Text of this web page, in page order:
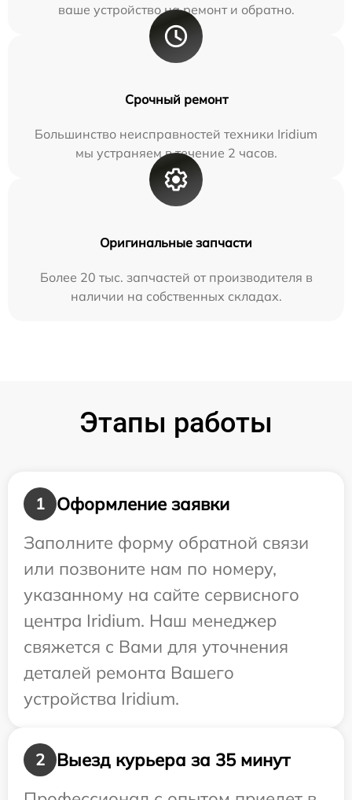
ваше устройство на ремонт и обратно.
Срочный ремонт
Большинство неисправностей техники Iridium
мы устраняем в течение 2 часов.
Оригинальные запчасти
Более 20 тыс. запчастей от производителя в
наличии на собственных складах.
Этапы работы
1
Оформление заявки
Заполните форму обратной связи
или позвоните нам по номеру,
указанному на сайте сервисного
центра Iridium. Наш менеджер
свяжется с Вами для уточнения
деталей ремонта Вашего
устройства Iridium.
2
Выезд курьера за 35 минут